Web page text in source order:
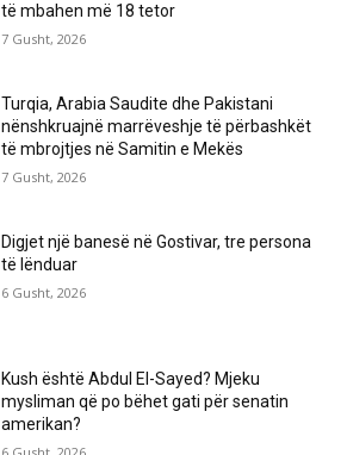
të mbahen më 18 tetor
7 Gusht, 2026
Turqia, Arabia Saudite dhe Pakistani
nënshkruajnë marrëveshje të përbashkët
të mbrojtjes në Samitin e Mekës
7 Gusht, 2026
Digjet një banesë në Gostivar, tre persona
të lënduar
6 Gusht, 2026
Kush është Abdul El-Sayed? Mjeku
mysliman që po bëhet gati për senatin
amerikan?